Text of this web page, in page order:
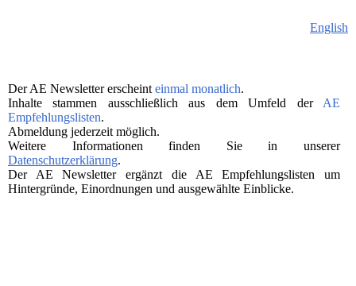
English
Der AE Newsletter erscheint einmal monatlich.
Inhalte stammen ausschließlich aus dem Umfeld der AE
Empfehlungslisten.
Abmeldung jederzeit möglich.
Weitere Informationen finden Sie in unserer
Datenschutzerklärung.
Der AE Newsletter ergänzt die AE Empfehlungslisten um
Hintergründe, Einordnungen und ausgewählte Einblicke.